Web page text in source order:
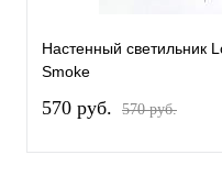
Настенный светильник
Smoke
570 pуб. 570 pуб.